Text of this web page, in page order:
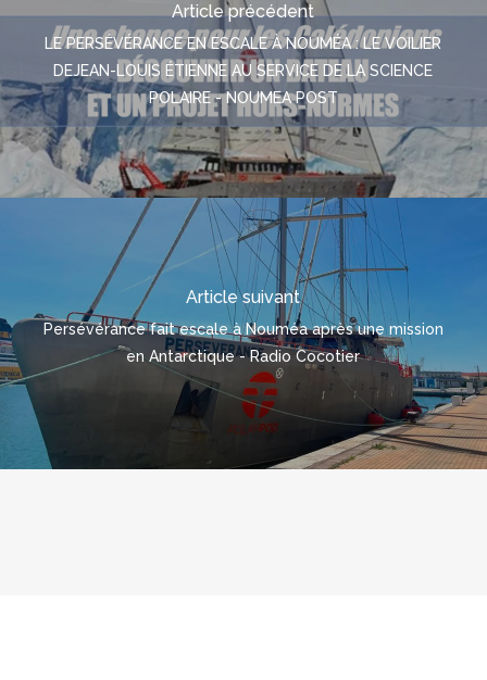
Article précédent
LE PERSÉVÉRANCE EN ESCALE À NOUMÉA : LE VOILIER
DEJEAN-LOUIS ÉTIENNE AU SERVICE DE LA SCIENCE
POLAIRE - NOUMEA POST
Article suivant
Persévérance fait escale à Nouméa après une mission
en Antarctique - Radio Cocotier